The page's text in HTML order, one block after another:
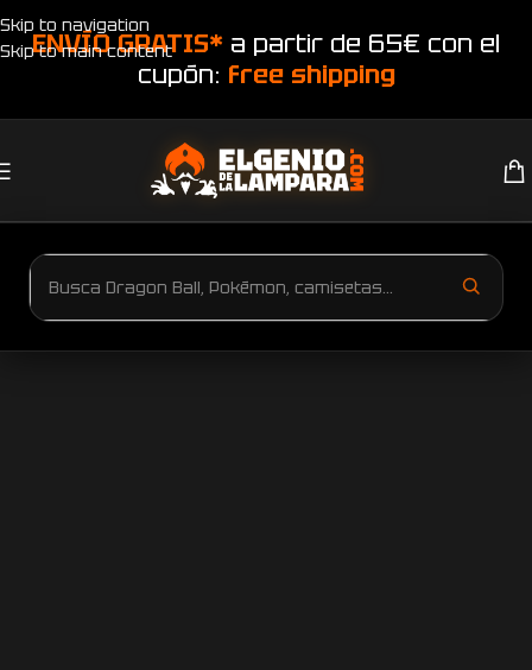
Skip to navigation
Skip to main content
ENVÍO GRATIS* a partir de 65€ con el
cupón: free shipping